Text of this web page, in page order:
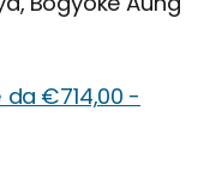
€714,00 -